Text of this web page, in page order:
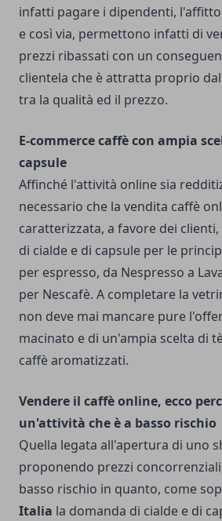
infatti pagare i dipendenti,
e così via, permettono infatti di
prezzi ribassati con un
clientela che è attratta proprio
tra la qualità ed il prezzo.
E-commerce caffè con ampia
capsule
Affinché l'attività online sia
necessario che la vendita caffè
caratterizzata, a favore dei
di cialde e di capsule per le
per espresso, da Nespresso a
per Nescafè. A completare la
non deve mai mancare pure
macinato e di un'ampia scelta di
caffè aromatizzati.
Vendere il caffè online, ecco
un'attività che è a basso rischio
Quella legata all'apertura di uno
proponendo prezzi
basso rischio in quanto, come
Italia la domanda di cialde e di